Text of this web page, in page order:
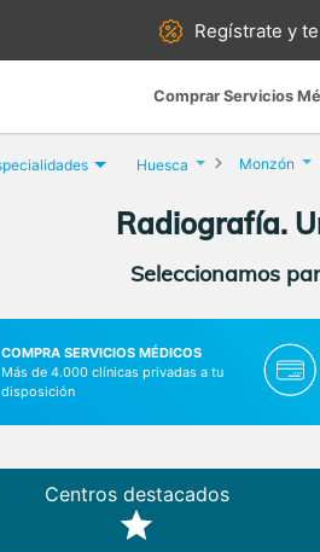
Regístrate yte
Comprar Servicios
Huesca Monzón
Radiografía.
Seleccionamos
COMPRA SERVICIOS MÉDICOS
Más de 4.000 clínicas privadas a tu
disposición
Centros destacados